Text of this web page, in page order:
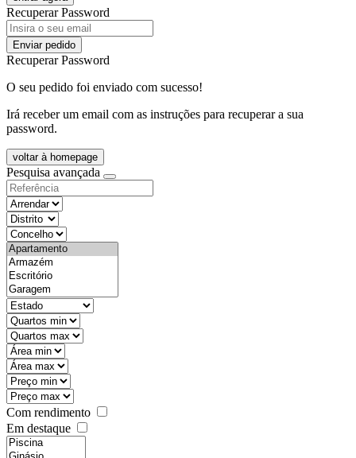
Recuperar Password
Enviar pedido
Recuperar Password
O seu pedido foi enviado com sucesso!
Irá receber um email com as instruções para recuperar a sua
password.
voltar à homepage
Pesquisa avançada
objective
districtId
countyId
types
state
mintypo
maxtypo
minarea
maxarea
minprice
maxprice
Com rendimento
Em destaque
features